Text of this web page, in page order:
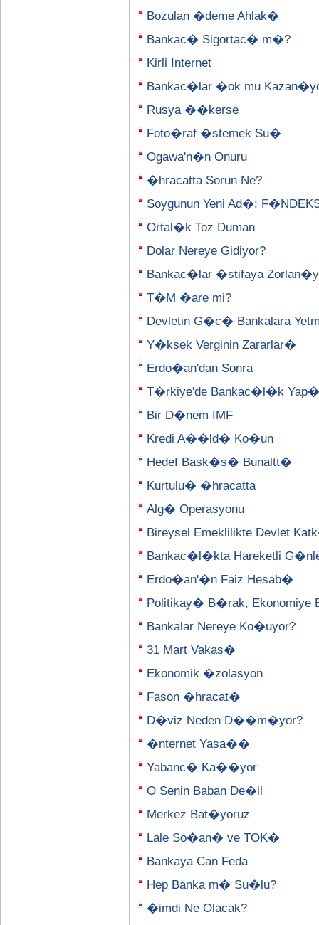
Bozulan �deme Ahlak�
Bankac� Sigortac� m�?
Kirli Internet
Bankac�lar �ok mu
Rusya ��kerse
Foto�raf �stemek Su�
Ogawa'n�n Onuru
�hracatta Sorun Ne?
Soygunun Yeni Ad�:
Ortal�k Toz Duman
Dolar Nereye Gidiyor?
Bankac�lar �stifaya
T�M �are mi?
Devletin G�c� Bankalara
Y�ksek Verginin Zararlar�
Erdo�an'dan Sonra
T�rkiye'de Bankac�l�k
Bir D�nem IMF
Kredi A��ld� Ko�un
Hedef Bask�s� Bunaltt�
Kurtulu� �hracatta
Alg� Operasyonu
Bireysel Emeklilikte Devlet
Bankac�l�kta Hareketli
Erdo�an'�n Faiz Hesab�
Politikay� B�rak, Ekonomiye
Bankalar Nereye Ko�uyor?
31 Mart Vakas�
Ekonomik �zolasyon
Fason �hracat�
D�viz Neden D��m�yor?
�nternet Yasa��
Yabanc� Ka��yor
O Senin Baban De�il
Merkez Bat�yoruz
Lale So�an� ve TOK�
Bankaya Can Feda
Hep Banka m� Su�lu?
�imdi Ne Olacak?